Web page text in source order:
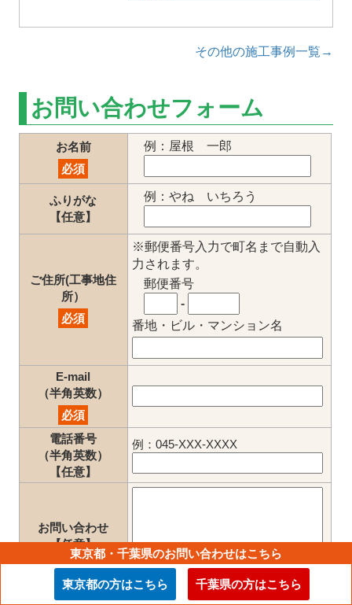
その他の施工事例一覧→
お問い合わせフォーム
お名前
必須
例：屋根 一郎
ふりがな
【任意】
例：やね いちろう
ご住所(工事地住
所）
必須
※郵便番号入力で町名まで自動入
力されます。
郵便番号
-
番地・ビル・マンション名
E-mail
（半角英数）
必須
電話番号
（半角英数）
【任意】
例：045-XXX-XXXX
お問い合わせ
【任意】
入力内容をご確認の上、よろしければ「確認画面へ」ボ
東京都・千葉県のお問い合わせはこちら
東京都の方はこちら 千葉県の方はこちら